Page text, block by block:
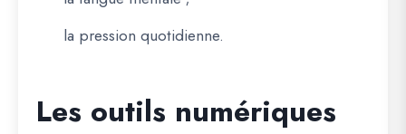
la pression quotidienne.
Les outils numériques